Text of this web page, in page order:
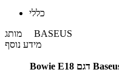
כללי
מותג BASEUS
מידע נוסף